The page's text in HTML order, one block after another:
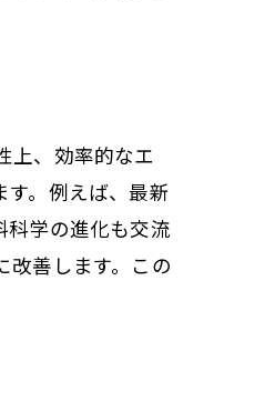
上、効率的なエ
。例えば、最新
科学の進化も交流
改善します。この